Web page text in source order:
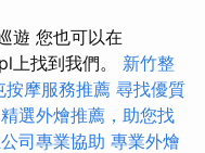
遊 您也可以在
上找到我們。 新竹整
按摩服務推薦 尋找優質
精選外燴推薦，助您找
司專業協助 專業外燴